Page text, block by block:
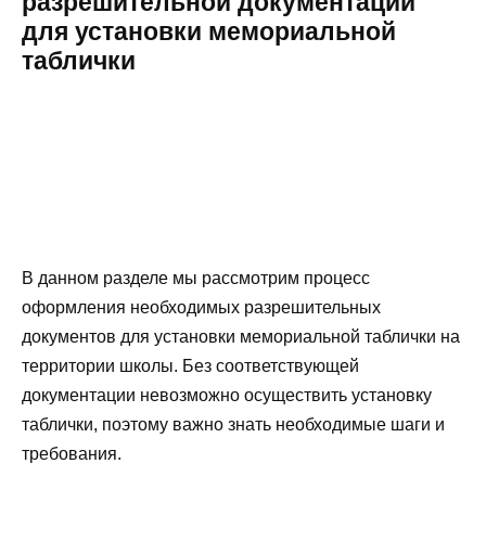
для установки мемориальной
таблички
В данном разделе мы рассмотрим процесс
оформления необходимых разрешительных
документов для установки мемориальной таблички на
территории школы. Без соответствующей
документации невозможно осуществить установку
таблички, поэтому важно знать необходимые шаги и
требования.